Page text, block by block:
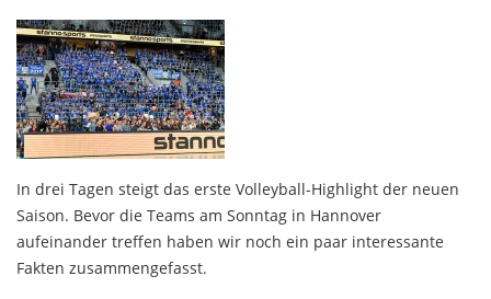
In drei Tagen steigt das erste Volleyball-Highlight der neuen
Saison. Bevor die Teams am Sonntag in Hannover
aufeinander treffen haben wir noch ein paar interessante
Fakten zusammengefasst.